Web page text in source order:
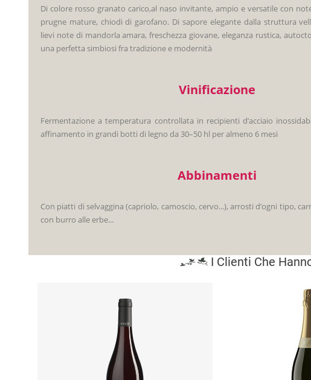
Di colore rosso granato carico,al naso invitante, ampio e versatile con
prugne mature, chiodi di garofano. Di sapore elegante dalla struttura
lievi note di mandorla amara, freschezza giovane, eleganza rustica,
una perfetta simbiosi fra tradizione e modernità
Vinificazione
Fermentazione a temperatura controllata in recipienti d’acciaio
affinamento in grandi botti di legno da 30–50 hl per almeno 6 mesi
Abbinamenti
Con piatti di selvaggina (capriolo, camoscio, cervo...), arrosti d’ogni tipo,
con burro alle erbe...
I Clienti Che